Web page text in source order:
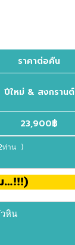
ราคาต่อคืน
ปีใหม่ & สงกรานต์
23,900฿
ท่าน )
…!!!)
หิน